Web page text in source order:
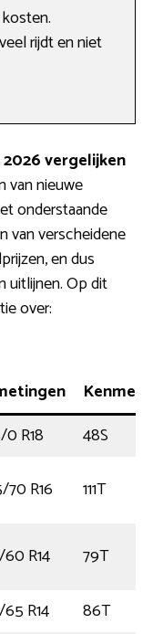
rijdt en niet
vergelijken
van nieuwe
onderstaande
van verscheidene
en dus
uitlijnen. Op dit
over:
Kenmerk
R18
48S
R16 111T
R14
79T
R14 86T